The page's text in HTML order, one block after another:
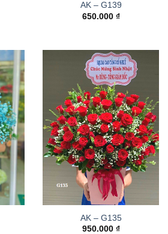
AK – G139
650.000 ₫
AK – G135
950.000 ₫